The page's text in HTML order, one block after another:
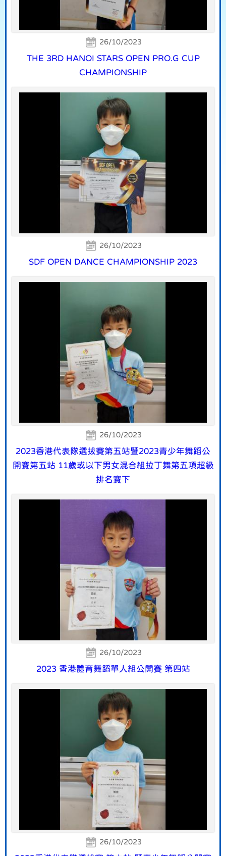
26/10/2023
THE 3RD HANOI STARS OPEN PRO.G CUP
CHAMPIONSHIP
26/10/2023
SDF OPEN DANCE CHAMPIONSHIP 2023
26/10/2023
2023香港代表隊選拔賽第五站暨2023青少年舞蹈公
開賽第五站 11歲或以下男女混合組拉丁舞第五項超級
排名賽下
26/10/2023
2023 香港體育舞蹈單人組公開賽 第四站
26/10/2023